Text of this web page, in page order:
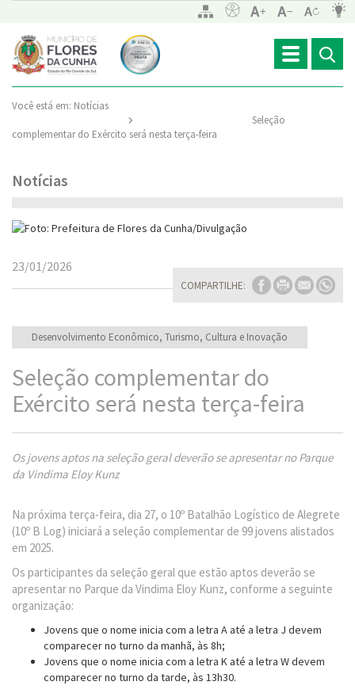
Toggle
navigation
Você está em: Notícias
Seleção
complementar do Exército será nesta terça-feira
Notícias
COMPARTILHE:
23/01/2026
Desenvolvimento Econômico, Turismo, Cultura e Inovação
Seleção complementar do
Exército será nesta terça-feira
Os jovens aptos na seleção geral deverão se apresentar no Parque
da Vindima Eloy Kunz
Na próxima terça-feira, dia 27, o 10º Batalhão Logístico de Alegrete
(10º B Log) iniciará a seleção complementar de 99 jovens alistados
em 2025.
Os participantes da seleção geral que estão aptos deverão se
apresentar no Parque da Vindima Eloy Kunz, conforme a seguinte
organização:
Jovens que o nome inicia com a letra A até a letra J devem
comparecer no turno da manhã, às 8h;
Jovens que o nome inicia com a letra K até a letra W devem
comparecer no turno da tarde, às 13h30.